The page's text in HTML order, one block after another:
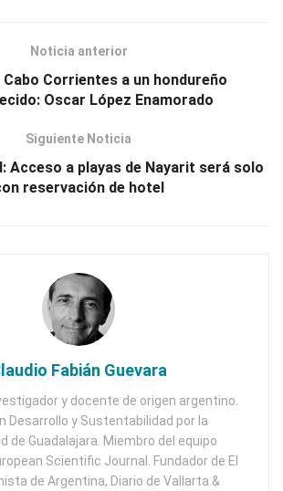
Noticia anterior
Cabo Corrientes a un hondureño
Oscar López Enamorado
Siguiente Noticia
Acceso a playas de Nayarit será solo
reservación de hotel
Fabián Guevara
y docente de origen argentino.
Desarrollo y Sustentabilidad por la
de Guadalajara. Miembro del equipo
Scientific Journal. Fundador de El
de Argentina, Diario de Vallarta &